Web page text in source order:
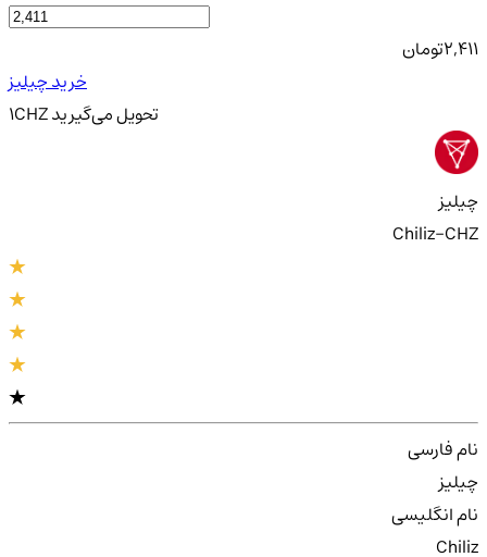
2,411تومان
خرید چیلیز
1CHZ تحویلمی‌گیرید
چیلیز
Chiliz-CHZ
نام فارسی
چیلیز
نام انگلیسی
Chiliz